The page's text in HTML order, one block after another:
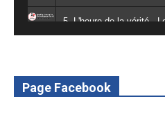
7. SPOT 2 RED
Page Facebook